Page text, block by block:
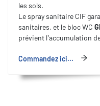
les sols.
Le spray sanitaire CIF
sanitaires, et le bloc WC
prévient l’accumulation
Commandez ici...